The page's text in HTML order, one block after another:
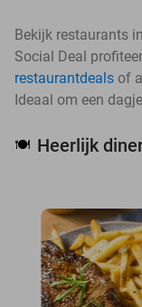
Bekijk restaurants
Social Deal
restaurantdeals of
Ideaal om een
🍽️ Heerlijk